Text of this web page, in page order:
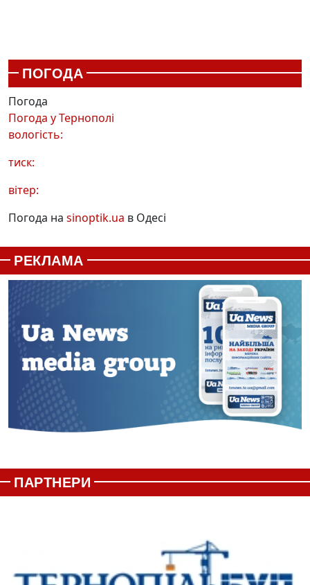
ПОГОДА
Погода
Погода уТернополі
вологість:
тиск:
вітер:
Погода на sinoptik.ua в Одесі
РЕКЛАМА
ПАРТНЕРИ